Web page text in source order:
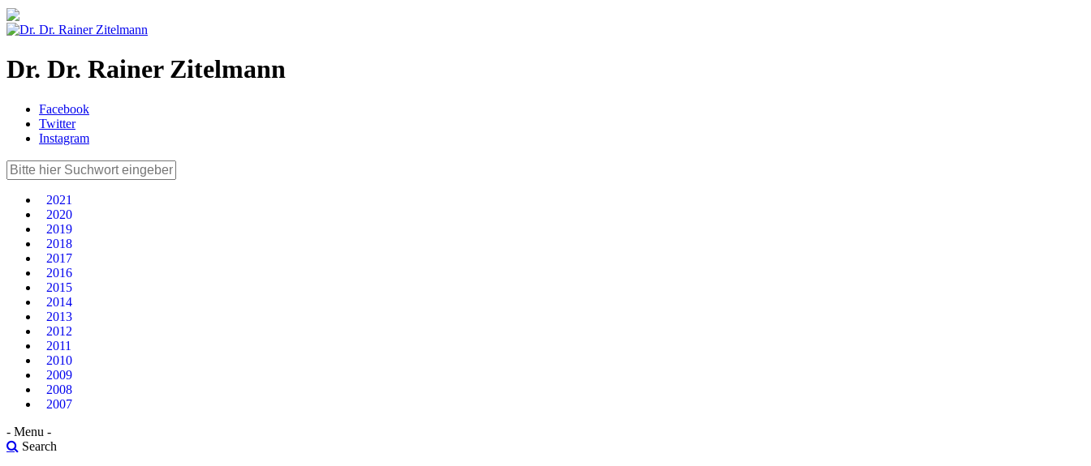
Dr. Dr. Rainer Zitelmann
Facebook
Twitter
Instagram
2021
2020
2019
2018
2017
2016
2015
2014
2013
2012
2011
2010
2009
2008
2007
- Menu -
Search